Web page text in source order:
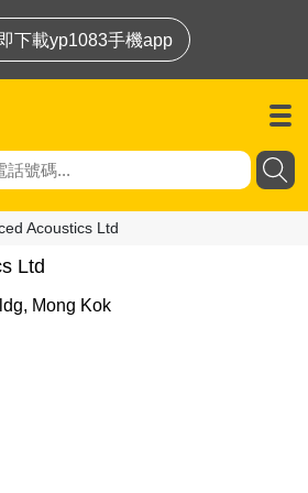
下載yp1083手機app
Acoustics Ltd
Ltd
Mong Kok